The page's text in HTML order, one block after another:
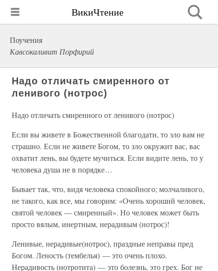
ВикиЧтение
Поучения
Кавсокаливит Порфирий
Надо отличать смиренного от
ленивого (нотрос)
Надо отличать смиренного от ленивого (нотрос)
Если вы живете в Божественной благодати, то зло вам не
страшно. Если не живете Богом, то зло окружит вас, вас
охватит лень, вы будете мучиться. Если видите лень, то у
человека душа не в порядке…
Бывает так, что, видя человека спокойного; молчаливого,
не такого, как все, мы говорим: «Очень хороший человек,
святой человек — смиренный». Но человек может быть
просто вялым, инертным, нерадивым (нотрос)!
Ленивые, нерадивые(нотрос), праздные неправы пред
Богом. Леность (тембелья) — это очень плохо.
Нерадивость (нотротита) — это болезнь, это грех. Бог не